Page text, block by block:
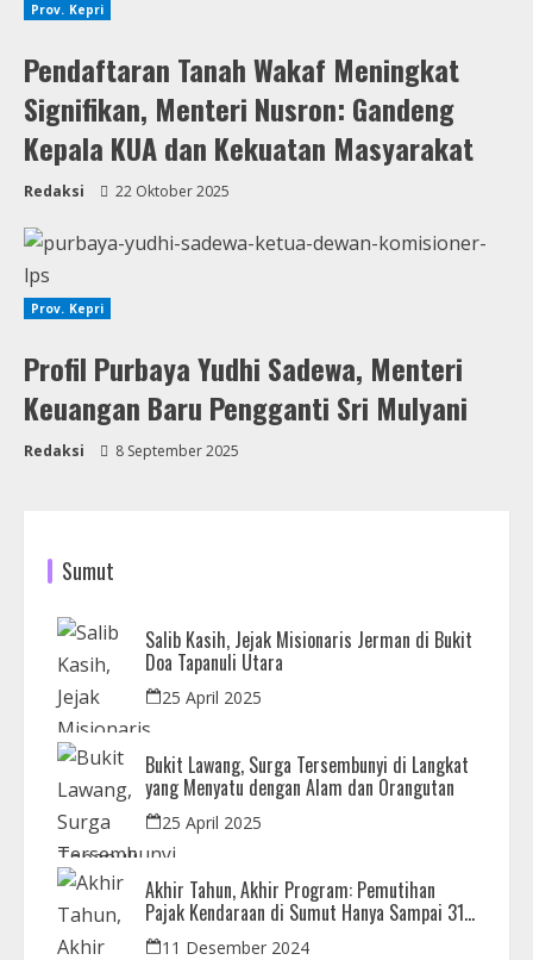
Prov. Kepri
Pendaftaran Tanah Wakaf Meningkat
Signifikan, Menteri Nusron: Gandeng
Kepala KUA dan Kekuatan Masyarakat
Redaksi 22 Oktober 2025
Prov. Kepri
Profil Purbaya Yudhi Sadewa, Menteri
Keuangan Baru Pengganti Sri Mulyani
Redaksi 8 September 2025
Sumut
Salib Kasih, Jejak Misionaris Jerman di Bukit
Doa Tapanuli Utara
25 April 2025
Bukit Lawang, Surga Tersembunyi di Langkat
yang Menyatu dengan Alam dan Orangutan
25 April 2025
Akhir Tahun, Akhir Program: Pemutihan
Pajak Kendaraan di Sumut Hanya Sampai 31
Desember
11 Desember 2024